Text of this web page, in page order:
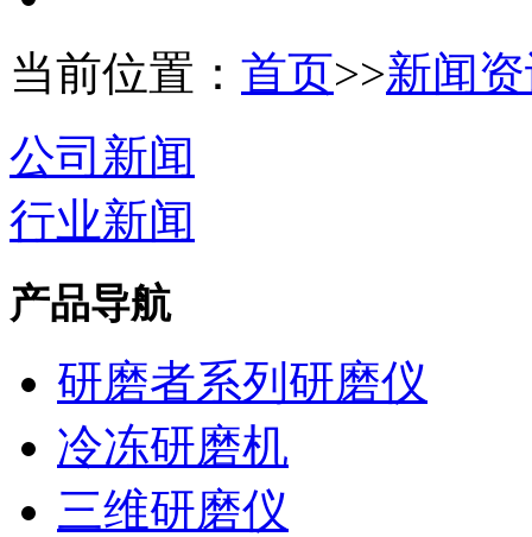
当前位置： 首页>>新闻
公司新闻
行业新闻
产品导航
研磨者系列研磨仪
冷冻研磨机
三维研磨仪